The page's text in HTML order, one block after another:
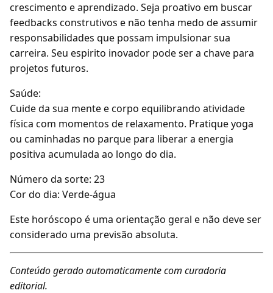
crescimento e aprendizado. Seja proativo em buscar
feedbacks construtivos e não tenha medo de assumir
responsabilidades que possam impulsionar sua
carreira. Seu espirito inovador pode ser a chave para
projetos futuros.
Saúde:
Cuide da sua mente e corpo equilibrando atividade
física com momentos de relaxamento. Pratique yoga
ou caminhadas no parque para liberar a energia
positiva acumulada ao longo do dia.
Número da sorte: 23
Cor do dia: Verde-água
Este horóscopo é uma orientação geral e não deve ser
considerado uma previsão absoluta.
Conteúdo gerado automaticamente com curadoria
editorial.